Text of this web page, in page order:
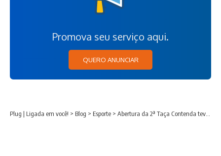
Promova seu serviço aqui.
QUERO ANUNCIAR
Plug | Ligada em você! > Blog > Esporte > Abertura da 2ª Taça Contenda teve 35 gols